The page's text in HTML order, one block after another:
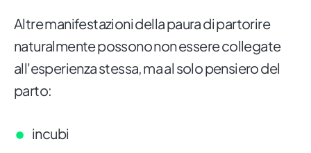
Altre manifestazioni della paura di partorire
naturalmente possono non essere collegate
all'esperienza stessa, ma al solo pensiero del
parto:
incubi